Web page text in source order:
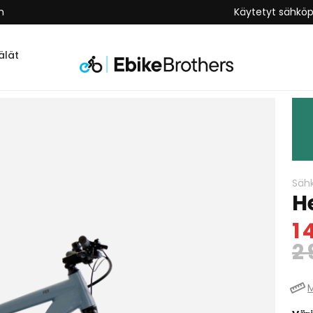
Käytetyt
1
2